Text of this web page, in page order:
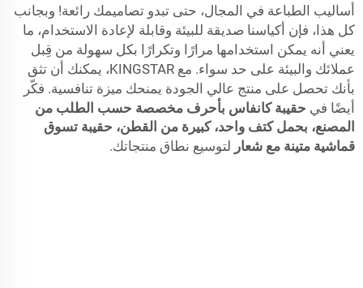
أساليب الطباعة في المجال، حتى تبدو تصاميمك رائعة! وبجانب
كل هذا، فإن أكياسنا صديقة للبيئة وقابلة لإعادة الاستخدام، ما
يعني أنه يمكن استخدامها مرارًا وتكرارًا بكل سهولة من قِبل
عملائك والبيئة على حد سواء. مع KINGSTAR، يمكنك أن تثق
بأنك تحصل على منتج عالي الجودة يمنحك ميزة تنافسية. فكّر
أيضًا في حقيبة كانفاس بأحرف مخصصة حسب الطلب من
المصنع، بحمل كتف واحد، كبيرة من القطن، حقيبة تسوق
قماشية متينة مع شعار لتوسيع نطاق منتجاتك.